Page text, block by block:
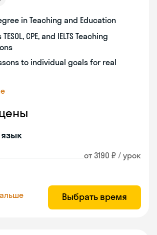
in Teaching and Education
CPE, and IELTS Teaching
to individual goals for real
от 3190 ₽ / урок
Выбрать время